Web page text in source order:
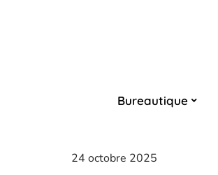
Bureautique
24 octobre 2025